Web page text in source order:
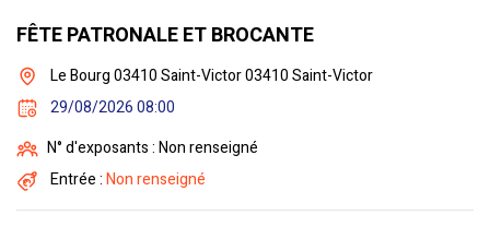
FÊTE PATRONALE ET BROCANTE
Le Bourg 03410 Saint-Victor 03410 Saint-Victor
29/08/2026 08:00
N° d'exposants : Non renseigné
Entrée :Non renseigné